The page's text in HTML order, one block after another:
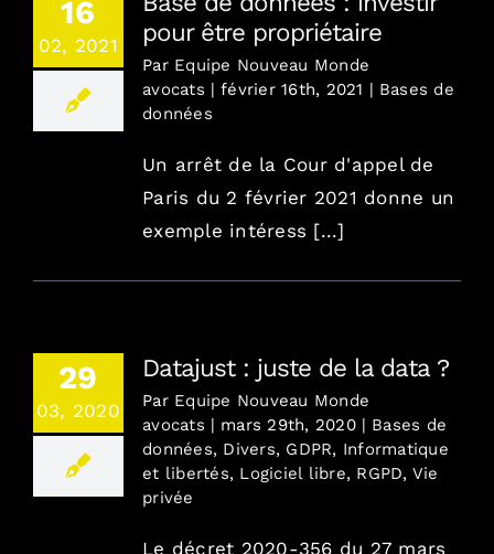
16
02, 2021
pour être propriétaire
Par Equipe Nouveau Monde
avocats | février 16th, 2021 | Bases de
données
Un arrêt de la Cour d'appel de
Paris du 2 février 2021 donne un
exemple intéress [...]
29
03, 2020
Datajust : juste de la data ?
Par Equipe Nouveau Monde
avocats | mars 29th, 2020 | Bases de
données, Divers, GDPR, Informatique
et libertés, Logiciel libre, RGPD, Vie
privée
Le décret 2020-356 du 27 mars